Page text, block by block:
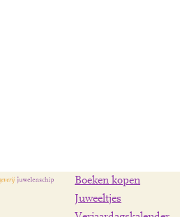
Boeken kopen
Juweeltjes